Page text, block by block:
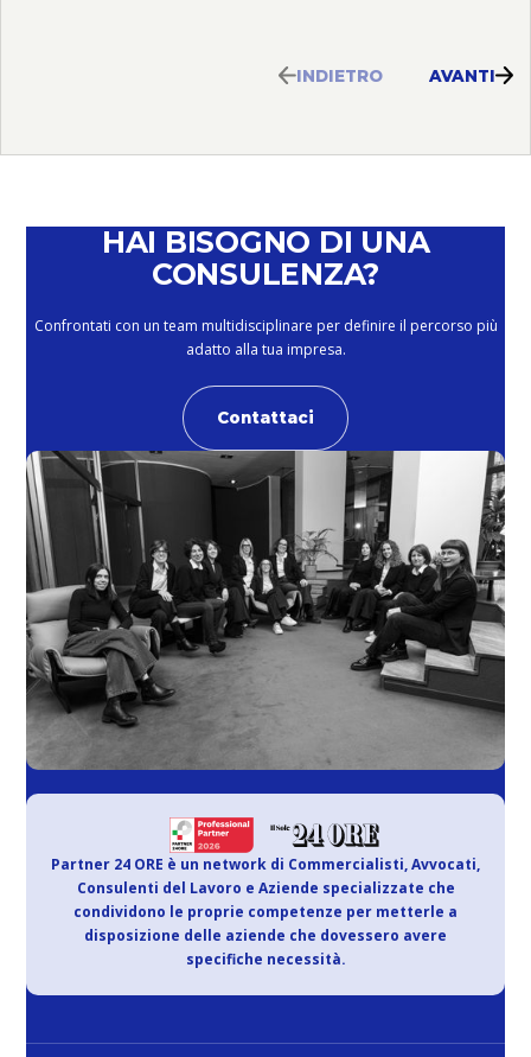
INDIETRO AVANTI
HAI BISOGNO DI UNA
CONSULENZA?
Confrontati con un team multidisciplinare per definire il percorso più
adatto alla tua impresa.
Contattaci
Partner 24 ORE è un network di Commercialisti, Avvocati,
Consulenti del Lavoro e Aziende specializzate che
condividono le proprie competenze per metterle a
disposizione delle aziende che dovessero avere
specifiche necessità.